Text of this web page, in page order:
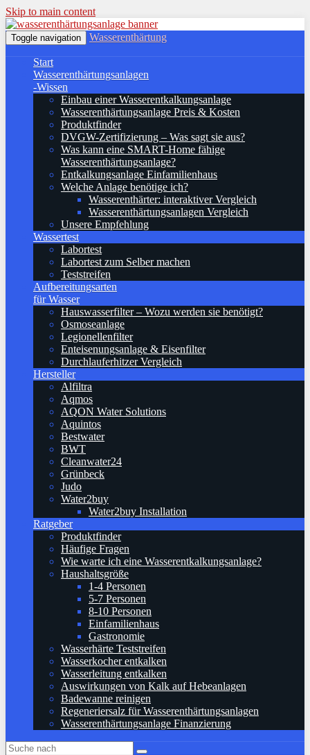
Skip to main content
Toggle navigation Wasserenthärtung
Start
Wasserenthärtungsanlagen
-Wissen
Einbau einer Wasserentkalkungsanlage
Wasserenthärtungsanlage Preis & Kosten
Produktfinder
DVGW-Zertifizierung – Was sagt sie aus?
Was kann eine SMART-Home fähige
Wasserenthärtungsanlage?
Entkalkungsanlage Einfamilienhaus
Welche Anlage benötige ich?
Wasserenthärter: interaktiver Vergleich
Wasserenthärtungsanlagen Vergleich
Unsere Empfehlung
Wassertest
Labortest
Labortest zum Selber machen
Teststreifen
Aufbereitungsarten
für Wasser
Hauswasserfilter – Wozu werden sie benötigt?
Osmoseanlage
Legionellenfilter
Enteisenungsanlage & Eisenfilter
Durchlauferhitzer Vergleich
Hersteller
Alfiltra
Aqmos
AQON Water Solutions
Aquintos
Bestwater
BWT
Cleanwater24
Grünbeck
Judo
Water2buy
Water2buy Installation
Ratgeber
Produktfinder
Häufige Fragen
Wie warte ich eine Wasserentkalkungsanlage?
Haushaltsgröße
1-4 Personen
5-7 Personen
8-10 Personen
Einfamilienhaus
Gastronomie
Wasserhärte Teststreifen
Wasserkocher entkalken
Wasserleitung entkalken
Auswirkungen von Kalk auf Hebeanlagen
Badewanne reinigen
Regeneriersalz für Wasserenthärtungsanlagen
Wasserenthärtungsanlage Finanzierung